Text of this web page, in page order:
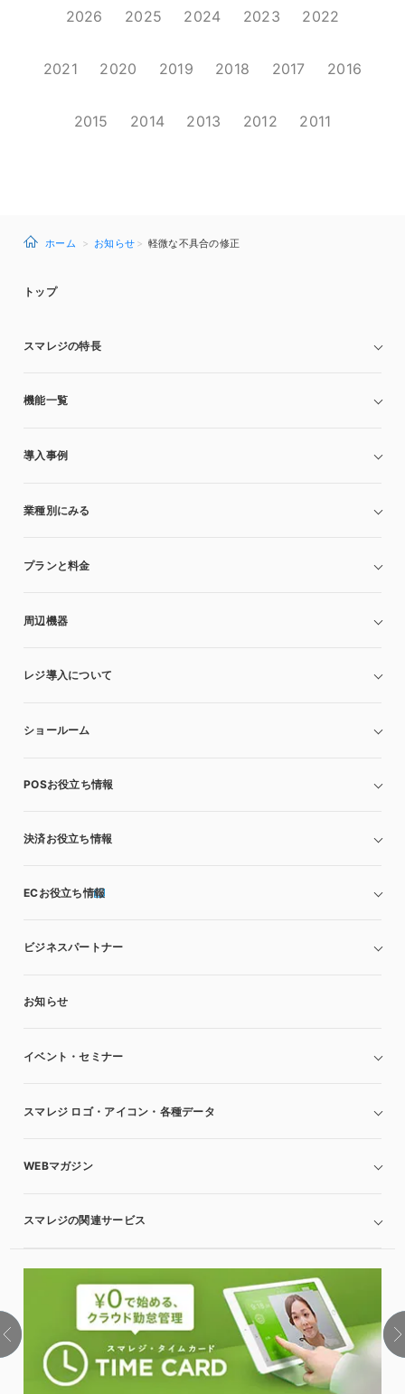
2026 2025 2024 2023 2022
2021 2020 2019 2018 2017 2016
2015 2014 2013 2012 2011
ホーム お知らせ 軽微な不具合の修正
トップ
スマレジの特長
機能一覧
導入事例
業種別にみる
プランと料金
周辺機器
レジ導入について
ショールーム
POSお役立ち情報
決済お役立ち情報
ECお役立ち情報
ビジネスパートナー
お知らせ
イベント・セミナー
スマレジ ロゴ・アイコン・各種データ
WEBマガジン
スマレジの関連サービス